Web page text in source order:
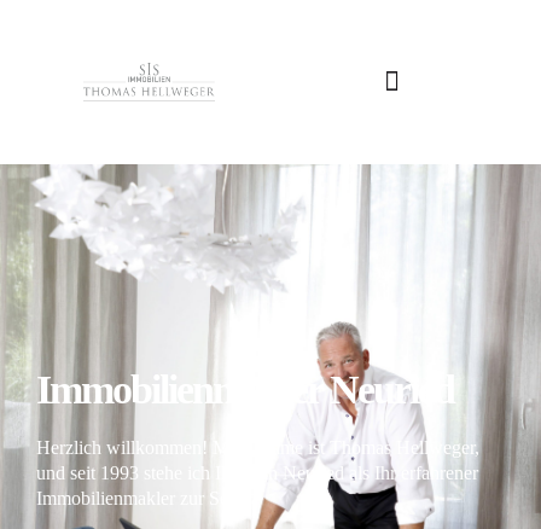
Immobilienmakler Neuried
Herzlich willkommen! Mein Name ist Thomas Hellweger,
und seit 1993 stehe ich Ihnen in Neuried als Ihr erfahrener
Immobilienmakler zur Seite.